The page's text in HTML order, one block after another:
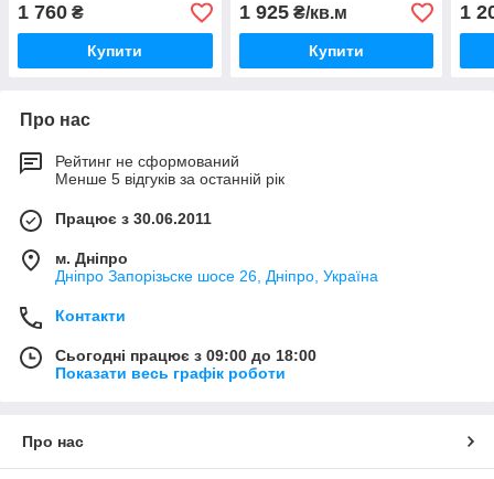
1 760 ₴
Купити
1 925₴/кв.м
Купити
1
Про нас
Рейтинг не сформований
Менше 5 відгуків за останній рік
Працює з 30.06.2011
м. Дніпро
Дніпро Запорізьске шосе 26, Дніпро, Україна
Контакти
Сьогодні працює з 09:00 до 18:00
Показати весь графік роботи
Про нас